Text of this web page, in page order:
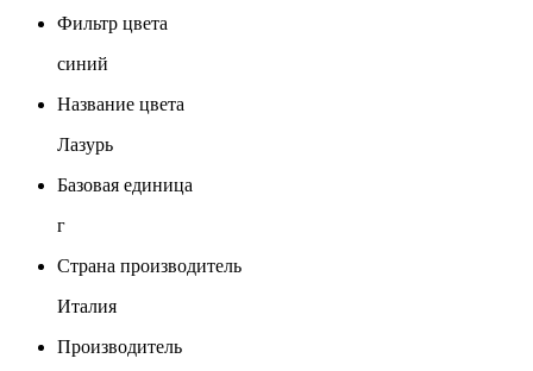
Фильтр цвета
синий
Название цвета
Лазурь
Базовая единица
г
Страна производитель
Италия
Производитель